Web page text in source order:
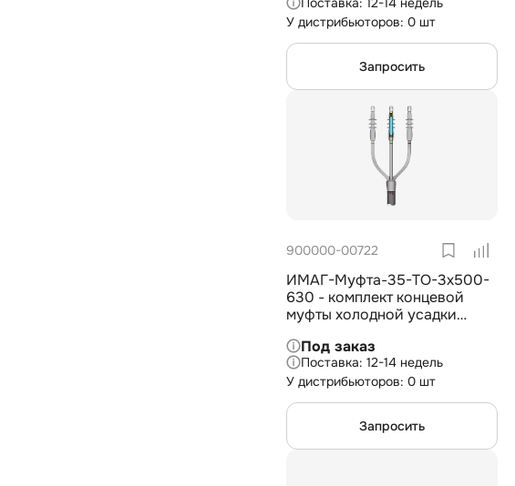
1х50-95 мм2
У дистрибьюторов: 0 шт
Запросить
900000-00722
ИМАГ-Муфта-35-TO-3х500-
630 - комплект концевой
муфты холодной усадки
жил. кабеля с изоляцией из
СПЭ на 35 кВ, 3х500-630
мм2
Под заказ
12-14 недель
У дистрибьюторов: 0 шт
Запросить